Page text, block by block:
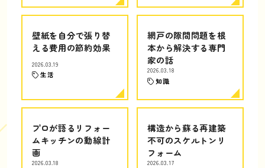
壁紙を自分で張り替
える費用の節約効果
2026.03.19
生活
網戸の隙間問題を根
本から解決する専門
家の話
2026.03.18
知識
プロが語るリフォー
ムキッチンの動線計
画
2026.03.18
構造から蘇る再建築
不可のスケルトンリ
フォーム
2026.03.17